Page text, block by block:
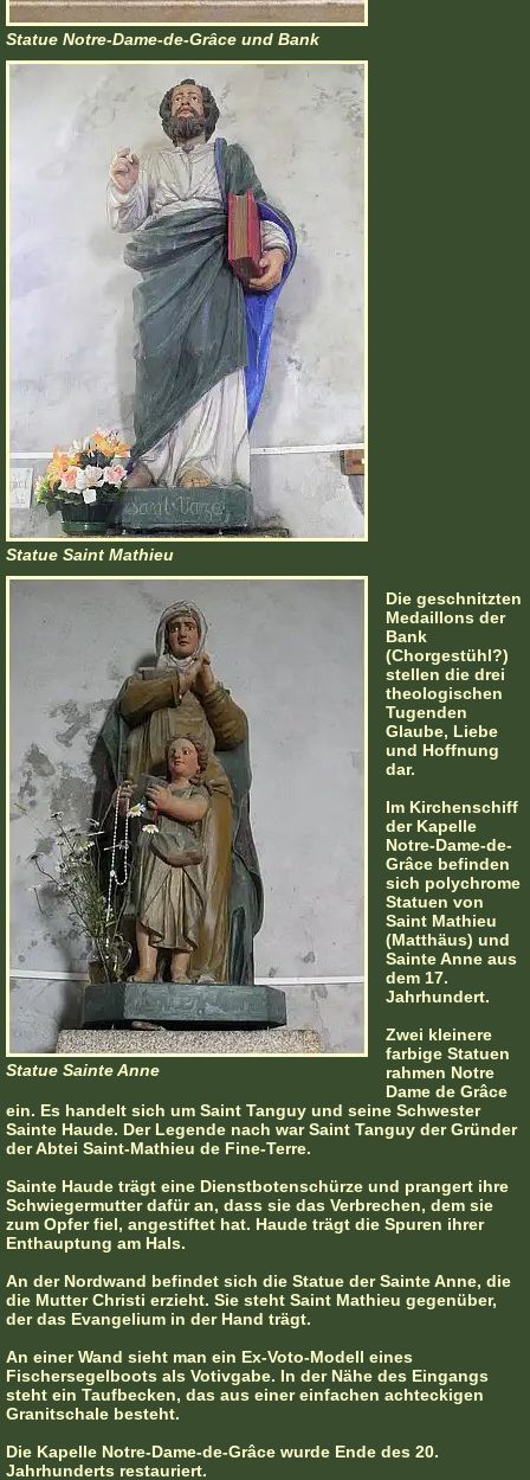
Statue Notre-Dame-de-Grâce und Bank
Statue Saint Mathieu
Statue Sainte Anne
Die geschnitzten
Medaillons der
Bank
(Chorgestühl?)
stellen die drei
theologischen
Tugenden
Glaube, Liebe
und Hoffnung
dar.
Im Kirchenschiff
der Kapelle
Notre-Dame-de-
Grâce befinden
sich polychrome
Statuen von
Saint Mathieu
(Matthäus) und
Sainte Anne aus
dem 17.
Jahrhundert.
Zwei kleinere
farbige Statuen
rahmen Notre
Dame de Grâce
ein. Es handelt sich um Saint Tanguy und seine Schwester
Sainte Haude. Der Legende nach war Saint Tanguy der Gründer
der Abtei Saint-Mathieu de Fine-Terre.
Sainte Haude trägt eine Dienstbotenschürze und prangert ihre
Schwiegermutter dafür an, dass sie das Verbrechen, dem sie
zum Opfer fiel, angestiftet hat. Haude trägt die Spuren ihrer
Enthauptung am Hals.
An der Nordwand befindet sich die Statue der Sainte Anne, die
die Mutter Christi erzieht. Sie steht Saint Mathieu gegenüber,
der das Evangelium in der Hand trägt.
An einer Wand sieht man ein Ex-Voto-Modell eines
Fischersegelboots als Votivgabe. In der Nähe des Eingangs
steht ein Taufbecken, das aus einer einfachen achteckigen
Granitschale besteht.
Die Kapelle Notre-Dame-de-Grâce wurde Ende des 20.
Jahrhunderts restauriert.